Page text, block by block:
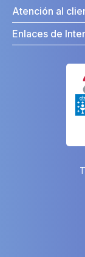
Atención al
Enlaces de